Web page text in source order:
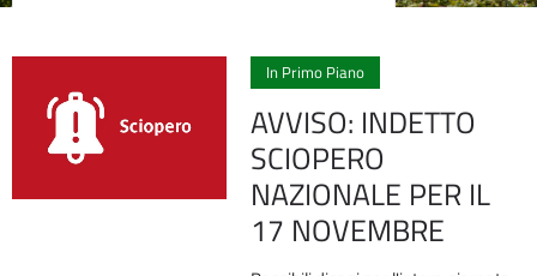
In Primo Piano
AVVISO: INDETTO
SCIOPERO
NAZIONALE PER IL
17 NOVEMBRE